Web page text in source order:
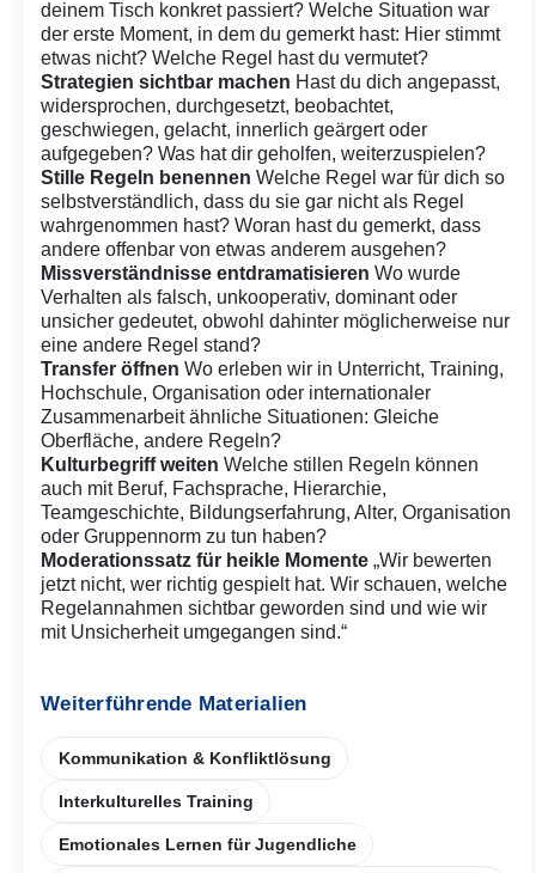
deinem Tisch konkret passiert? Welche Situation war
der erste Moment, in dem du gemerkt hast: Hier stimmt
etwas nicht? Welche Regel hast du vermutet?
Strategien sichtbar machen Hast du dich angepasst,
widersprochen, durchgesetzt, beobachtet,
geschwiegen, gelacht, innerlich geärgert oder
aufgegeben? Was hat dir geholfen, weiterzuspielen?
Stille Regeln benennen Welche Regel war für dich so
selbstverständlich, dass du sie gar nicht als Regel
wahrgenommen hast? Woran hast du gemerkt, dass
andere offenbar von etwas anderem ausgehen?
Missverständnisse entdramatisieren Wo wurde
Verhalten als falsch, unkooperativ, dominant oder
unsicher gedeutet, obwohl dahinter möglicherweise nur
eine andere Regel stand?
Transfer öffnen Wo erleben wir in Unterricht, Training,
Hochschule, Organisation oder internationaler
Zusammenarbeit ähnliche Situationen: Gleiche
Oberfläche, andere Regeln?
Kulturbegriff weiten Welche stillen Regeln können
auch mit Beruf, Fachsprache, Hierarchie,
Teamgeschichte, Bildungserfahrung, Alter, Organisation
oder Gruppennorm zu tun haben?
Moderationssatz für heikle Momente „Wir bewerten
jetzt nicht, wer richtig gespielt hat. Wir schauen, welche
Regelannahmen sichtbar geworden sind und wie wir
mit Unsicherheit umgegangen sind.“
Weiterführende Materialien
Kommunikation & Konfliktlösung
Interkulturelles Training
Emotionales Lernen für Jugendliche